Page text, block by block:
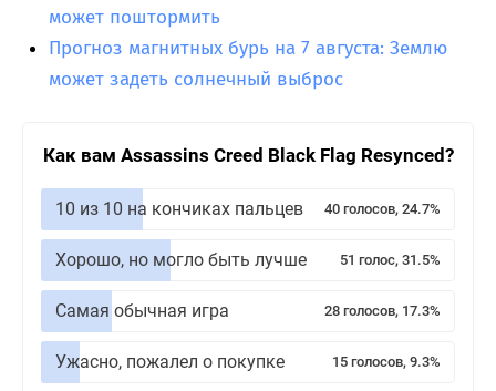
может поштормить
Прогноз магнитных бурь на 7 августа: Землю
может задеть солнечный выброс
Как вам Assassins Creed Black Flag Resynced?
10 из 10 на кончиках пальцев 40 голосов, 24.7%
Хорошо, но могло быть лучше 51 голос, 31.5%
Самая обычная игра 28 голосов, 17.3%
Ужасно, пожалел о покупке 15 голосов, 9.3%